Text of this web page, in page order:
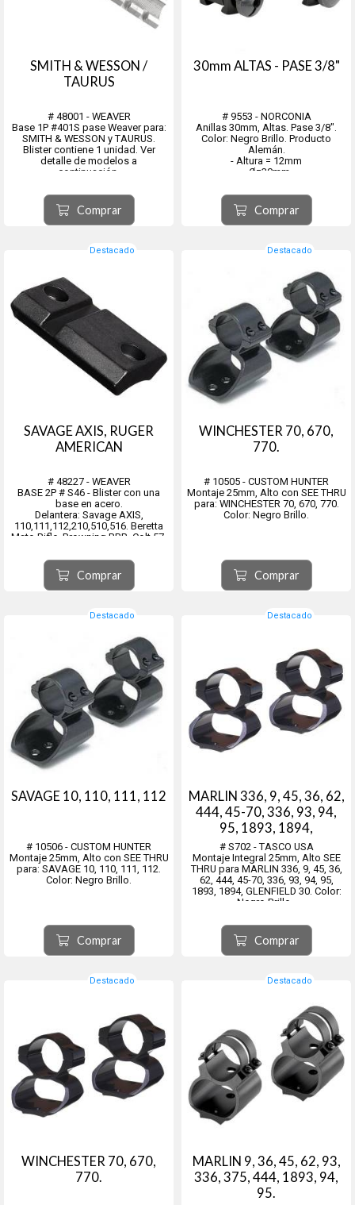
SMITH & WESSON /
TAURUS
# 48001 - WEAVER
Base 1P #401S pase Weaver para:
SMITH & WESSON y TAURUS.
Blister contiene 1 unidad. Ver
detalle de modelos a
continuación.
K y N Frame revolvers.
TAURUS: L, K y N Frame revolvers.
Comprar
30mm ALTAS - PASE 3/8"
# 9553 - NORCONIA
Anillas 30mm, Altas. Pase 3/8".
Color: Negro Brillo. Producto
Alemán.
- Altura = 12mm
- Ø=30mm
Comprar
Destacado
SAVAGE AXIS, RUGER
AMERICAN
# 48227 - WEAVER
BASE 2P # S46 - Blister con una
base en acero.
Delantera: Savage AXIS,
110,111,112,210,510,516. Beretta
Mato Rifle, Browning BBR, Colt 57,
98,FN96, Ruger American,
Weatherby, Winchester
52,70,670,770.
Trasera: Savage
Comprar
Destacado
WINCHESTER 70, 670,
770.
# 10505 - CUSTOM HUNTER
Montaje 25mm, Alto con SEE THRU
para: WINCHESTER 70, 670, 770.
Color: Negro Brillo.
Comprar
Destacado
SAVAGE 10, 110, 111, 112
# 10506 - CUSTOM HUNTER
Montaje 25mm, Alto con SEE THRU
para: SAVAGE 10, 110, 111, 112.
Color: Negro Brillo.
Comprar
Destacado
MARLIN 336, 9, 45, 36, 62,
444, 45-70, 336, 93, 94,
95, 1893, 1894,
GLENFIELD 30.
# S702 - TASCO USA
Montaje Integral 25mm, Alto SEE
THRU para MARLIN 336, 9, 45, 36,
62, 444, 45-70, 336, 93, 94, 95,
1893, 1894, GLENFIELD 30. Color:
Negro Brillo.
Comprar
Destacado
WINCHESTER 70, 670,
770.
Destacado
MARLIN 9, 36, 45, 62, 93,
336, 375, 444, 1893, 94,
95.